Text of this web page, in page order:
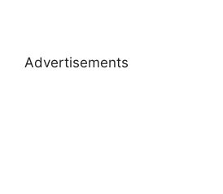
Advertisements